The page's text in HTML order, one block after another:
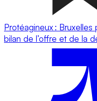
Protéagineux :
bilan de l’offre et de la